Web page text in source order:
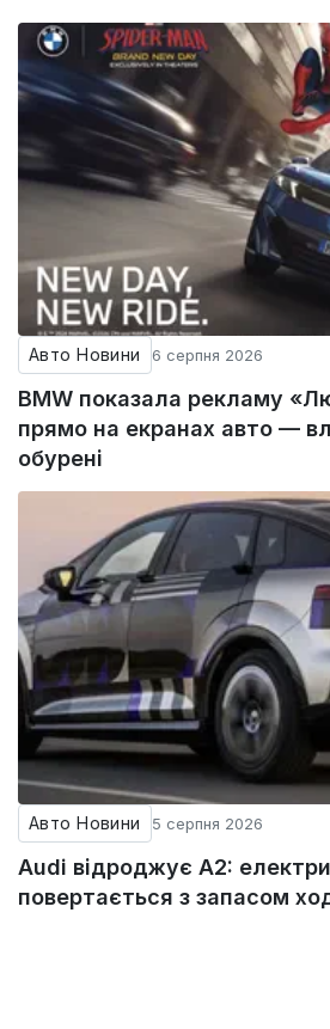
Авто Новини 6 серпня 2026
BMW показала рекламу
прямо на екранах авто —
обурені
Авто Новини 5 серпня 2026
Audi відроджує A2:
повертається з запасом